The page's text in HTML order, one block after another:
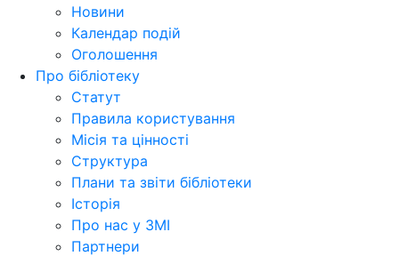
Новини
Календар подій
Оголошення
Про бібліотеку
Статут
Правила користування
Місія та цінності
Структура
Плани та звіти бібліотеки
Історія
Про нас у ЗМІ
Партнери